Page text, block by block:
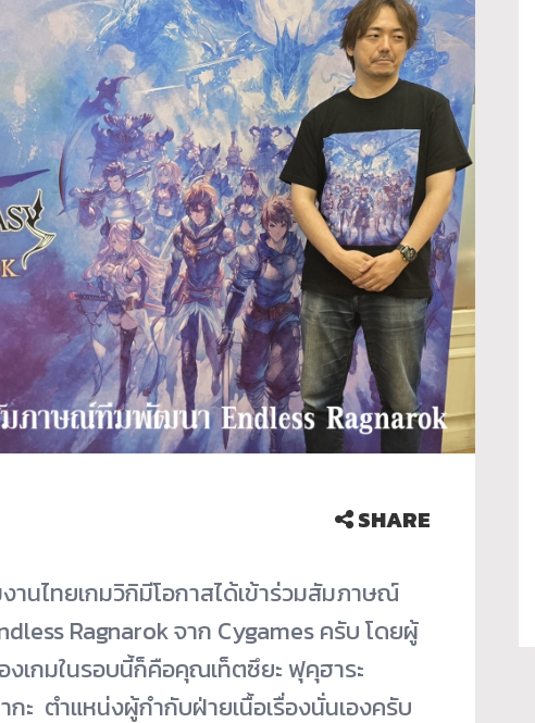
SHARE
นไทยเกมวิกิมีโอกาสได้เข้าร่วมสัมภาษณ์
Ragnarok จาก Cygames ครับ โดยผู้
เกมในรอบนี้ก็คือคุณเท็ตซึยะ ฟุคุฮาระ
ะ ตำแหน่งผู้กำกับฝ่ายเนื้อเรื่องนั่นเองครับ